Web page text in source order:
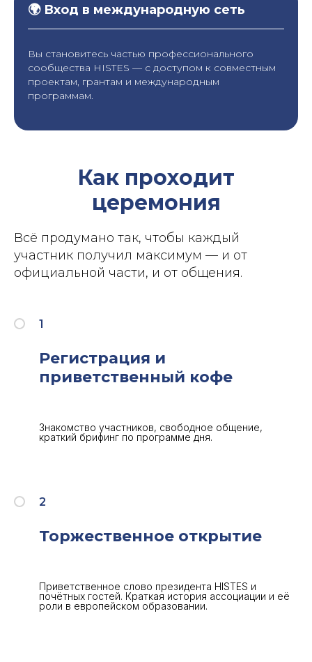
🌍 Вход в международную сеть
Вы становитесь частью профессионального
сообщества HISTES — с доступом к совместным
проектам, грантам и международным
программам.
Как проходит
церемония
Всё продумано так, чтобы каждый
участник получил максимум — и от
официальной части, и от общения.
1
Регистрация и
приветственный кофе
Знакомство участников, свободное общение,
краткий брифинг по программе дня.
2
Торжественное открытие
Приветственное слово президента HISTES и
почётных гостей. Краткая история ассоциации и её
роли в европейском образовании.